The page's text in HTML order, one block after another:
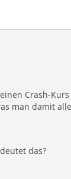
Crash-
man damit
das?